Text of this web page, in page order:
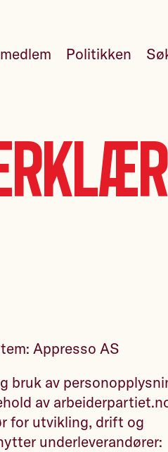
Politikken
Appresso AS
bruk av
av
for utvikling, drift og
underleverandører: